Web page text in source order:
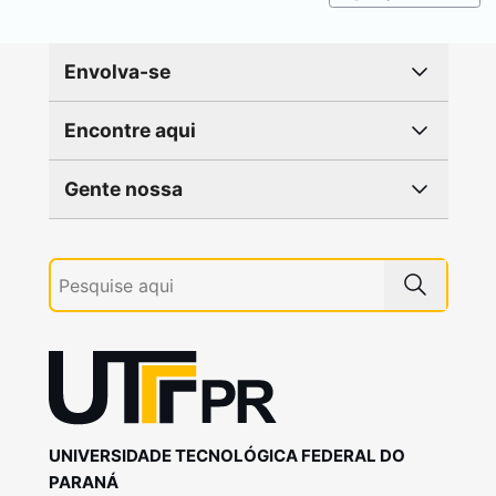
Envolva-se
Encontre aqui
Gente nossa
UNIVERSIDADE TECNOLÓGICA FEDERAL DO
PARANÁ